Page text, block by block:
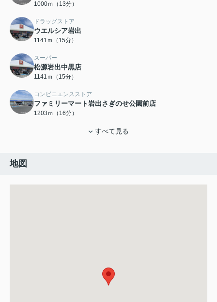
1000ｍ（13分）
ドラッグストア
ウエルシア岩出
1141ｍ（15分）
スーパー
松源岩出中黒店
1141ｍ（15分）
コンビニエンスストア
ファミリーマート岩出さぎのせ公園前店
1203ｍ（16分）
すべて見る
地図